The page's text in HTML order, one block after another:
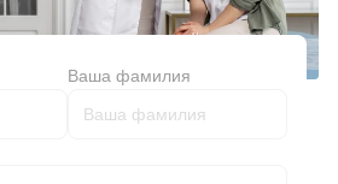
Ваша фамилия